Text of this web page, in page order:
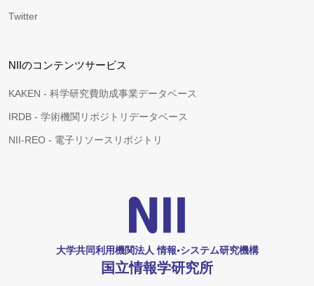
Twitter
NIIのコンテンツサービス
KAKEN - 科学研究費助成事業データベース
IRDB - 学術機関リポジトリデータベース
NII-REO - 電子リソースリポジトリ
大学共同利用機関法人 情報•システム研究機構
国立情報学研究所